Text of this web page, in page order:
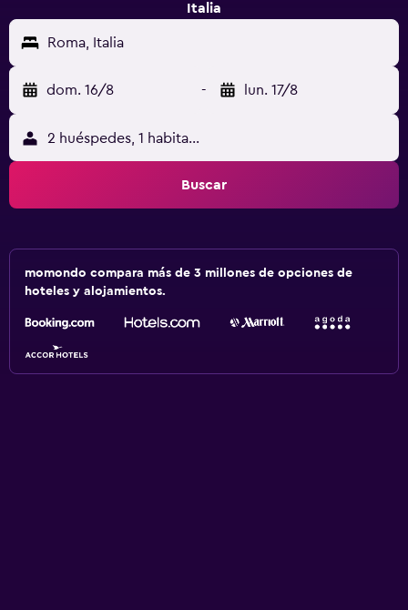
Italia
Roma, Italia
dom. 16/8 - lun. 17/8
2 huéspedes, 1 habitación
Buscar
momondo compara más de 3 millones de opciones de
hoteles y alojamientos.